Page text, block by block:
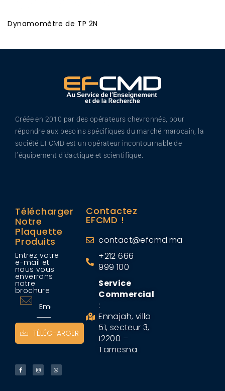
Dynamomètre de TP 2N
Créée en 2010 par des opérateurs chevronnés, pour
répondre aux besoins spécifiques du marché marocain, la
société EFCMD est un opérateur incontournable de
l’équipement didactique et scientifique.
Télécharger
Notre
Plaquette
Produits
Entrez votre
e-mail et
nous vous
enverrons
notre
brochure
TÉLÉCHARGER
Contactez
EFCMD !
contact@efcmd.ma
+212 666
999 100
Service
Commercial
:
Ennajah, villa
51, secteur 3,
12200 –
Tamesna